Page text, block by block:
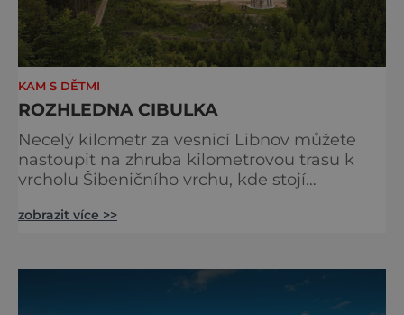
KAM S DĚTMI
ROZHLEDNA CIBULKA
Necelý kilometr za vesnicí Libnov můžete
nastoupit na zhruba kilometrovou trasu k
vrcholu Šibeničního vrchu, kde stojí
„černou kapličku“ obrostlou památnými
rozhledny je vidět do všech stran, takže
zobrazit více >>